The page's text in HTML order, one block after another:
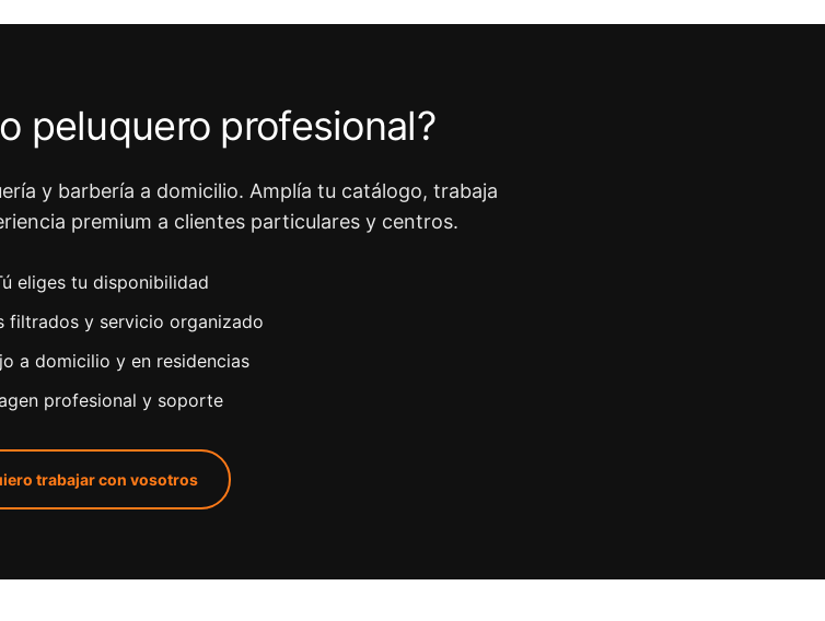
peluquero profesional?
y barbería a domicilio. Amplía tu catálogo, trabaja
premium a clientes particulares y centros.
eliges tu disponibilidad
filtrados y servicio organizado
a domicilio y en residencias
profesional y soporte
trabajar con vosotros